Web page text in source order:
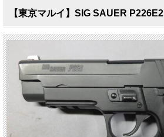
【東京マルイ】SIG SAUER P226E2